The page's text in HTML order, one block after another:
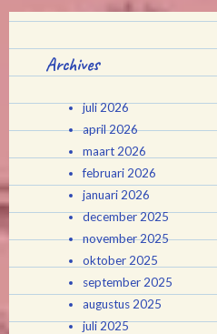
Archives
juli 2026
april 2026
maart 2026
februari 2026
januari 2026
december 2025
november 2025
oktober 2025
september 2025
augustus 2025
juli 2025